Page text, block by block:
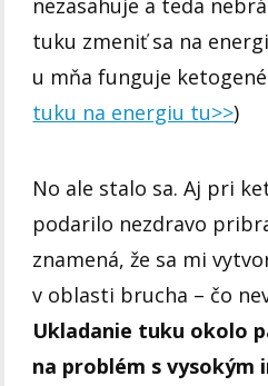
nezasahuje a teda
tuku zmeniť sa na
u mňa funguje
tuku na energiu tu>>)
No ale stalo sa. Aj pri
podarilo nezdravo
znamená, že sa mi
v oblasti brucha – čo
Ukladanie tuku okolo
na problém s vysokým